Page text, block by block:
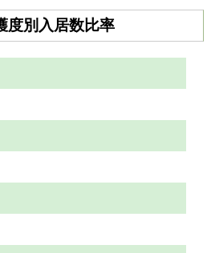
度別入居数比率